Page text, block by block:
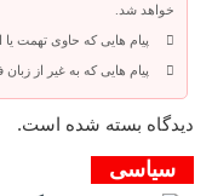
خواهد شد.
پیام هایی که حاوی تهمت یا
پیام هایی که به غیر از
دیدگاه بسته شده است.
سیاسی